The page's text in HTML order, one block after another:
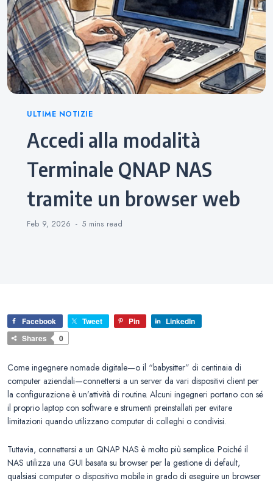
Categories
ULTIME NOTIZIE
Accedi alla modalità
Terminale QNAP NAS
tramite un browser web
Feb 9, 2026 5 mins read
Facebook Tweet Pin
LinkedIn
Shares
0
Come ingegnere nomade digitale—o il “babysitter” di centinaia di
computer aziendali—connettersi a un server da vari dispositivi client per
la configurazione è un’attività di routine. Alcuni ingegneri portano con sé
il proprio laptop con software e strumenti preinstallati per evitare
limitazioni quando utilizzano computer di colleghi o condivisi.
Tuttavia, connettersi a un QNAP NAS è molto più semplice. Poiché il
NAS utilizza una GUI basata su browser per la gestione di default,
qualsiasi computer o dispositivo mobile in grado di eseguire un browser